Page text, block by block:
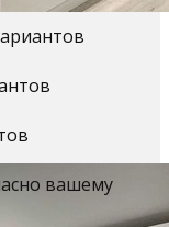
вашему